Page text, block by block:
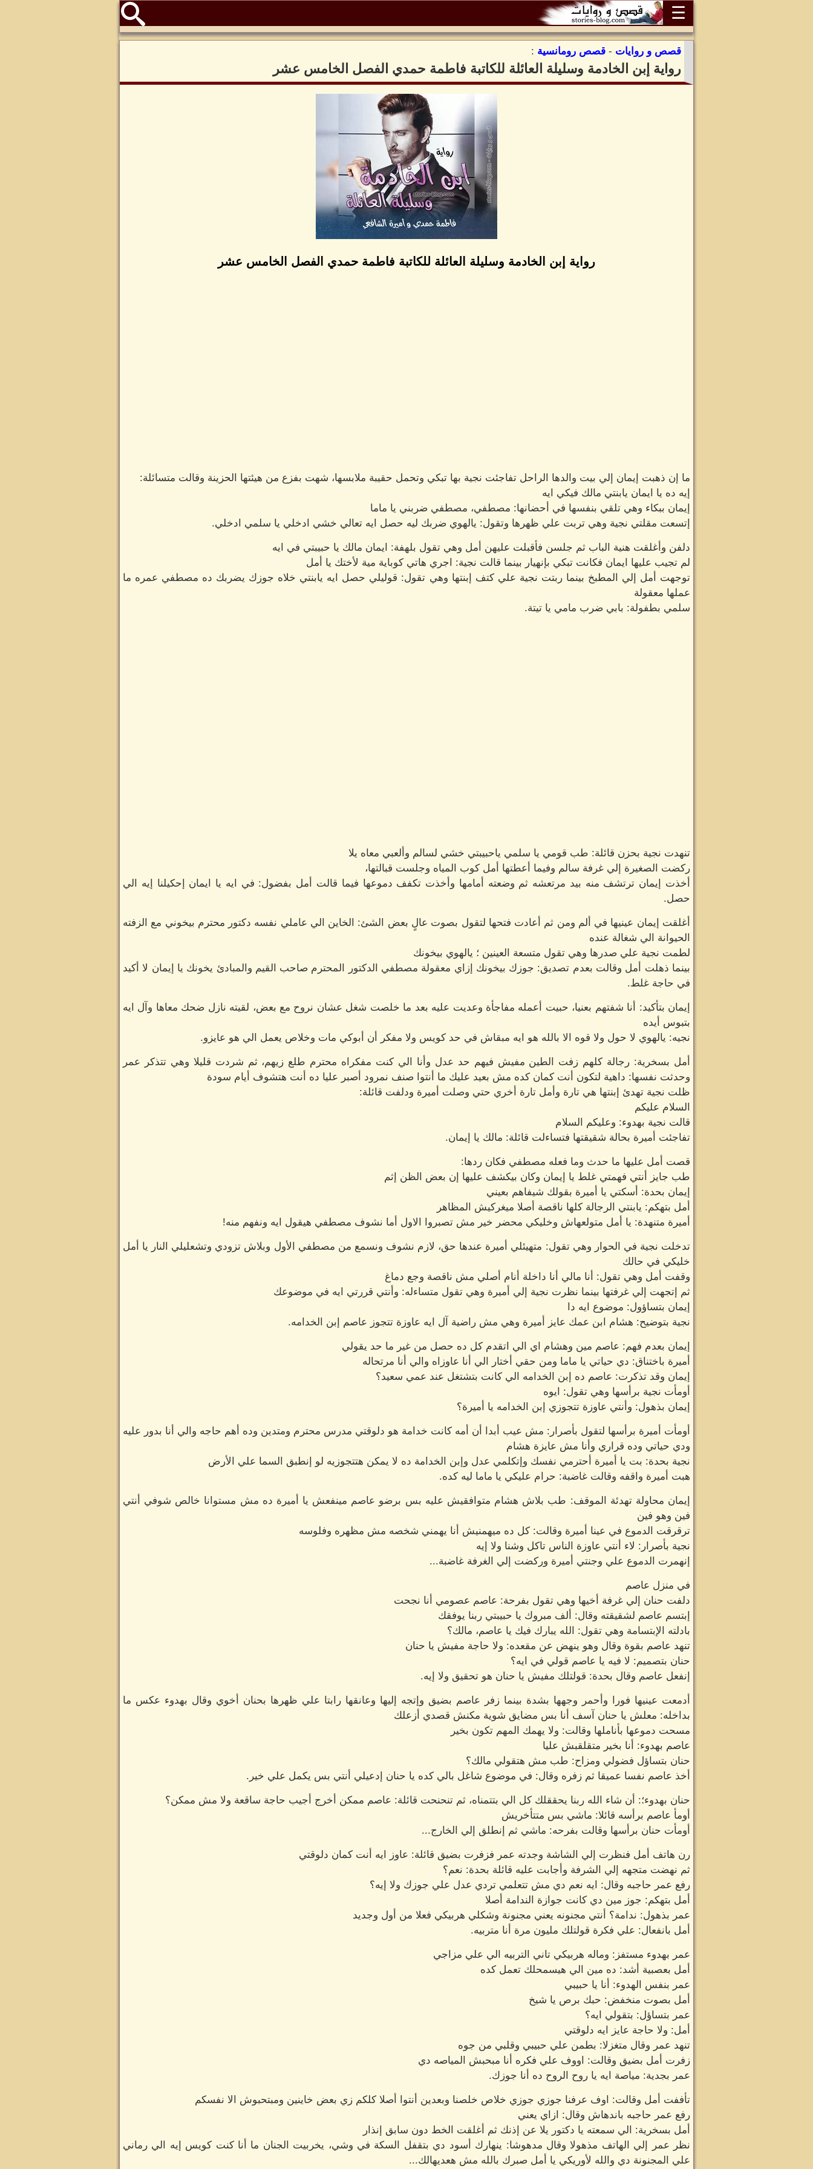
☰
قصص و روايات - قصص رومانسية :
رواية إبن الخادمة وسليلة العائلة للكاتبة فاطمة حمدي الفصل الخامس عشر
رواية إبن الخادمة وسليلة العائلة للكاتبة فاطمة حمدي الفصل الخامس عشر
ما إن ذهبت إيمان إلي بيت والدها الراحل تفاجئت نجية بها تبكي وتحمل حقيبة ملابسها، شهت بفزع من هيئتها الحزينة وقالت متسائلة:
إيه ده يا ايمان يابنتي مالك فيكي ايه
إيمان ببكاء وهي تلقي بنفسها في أحضانها: مصطفي، مصطفي ضربني يا ماما
إتسعت مقلتي نجية وهي تربت علي ظهرها وتقول: يالهوي ضربك ليه حصل ايه تعالي خشي ادخلي يا سلمي ادخلي.
دلفن وأغلقت هنية الباب ثم جلسن فأقبلت عليهن أمل وهي تقول بلهفة: ايمان مالك يا حبيبتي في ايه
لم تجيب عليها ايمان فكانت تبكي بإنهيار بينما قالت نجية: اجري هاتي كوباية مية لأختك يا أمل
توجهت أمل إلي المطبخ بينما ربتت نجية علي كتف إبنتها وهي تقول: قوليلي حصل ايه يابنتي خلاه جوزك يضربك ده مصطفي عمره ما
عملها معقولة
سلمي بطفولة: بابي ضرب مامي يا تيتة.
تنهدت نجية بحزن قائلة: طب قومي يا سلمي ياحبيبتي خشي لسالم وألعبي معاه يلا
ركضت الصغيرة إلي غرفة سالم وفيما أعطتها أمل كوب المياه وجلست قبالتها،
أخذت إيمان ترتشف منه بيد مرتعشه ثم وضعته أمامها وأخذت تكفف دموعها فيما قالت أمل بفضول: في ايه يا ايمان إحكيلنا إيه الي
حصل.
أغلقت إيمان عينيها في ألم ومن ثم أعادت فتحها لتقول بصوت عالٍ بعض الشئ: الخاين الي عاملي نفسه دكتور محترم بيخوني مع الزفته
الحيوانة الي شغالة عنده
لطمت نجية علي صدرها وهي تقول متسعة العينين ؛ يالهوي بيخونك
بينما ذهلت أمل وقالت بعدم تصديق: جوزك بيخونك إزاي معقولة مصطفي الدكتور المحترم صاحب القيم والمبادئ يخونك يا إيمان لا أكيد
في حاجة غلط.
إيمان بتأكيد: أنا شفتهم بعنيا، حبيت أعمله مفاجأة وعديت عليه بعد ما خلصت شغل عشان نروح مع بعض، لقيته نازل ضحك معاها وآل ايه
بتبوس أيده
نجيه: يالهوي لا حول ولا قوه الا بالله هو ايه مبقاش في حد كويس ولا مفكر أن أبوكي مات وخلاص يعمل الي هو عايزو.
أمل بسخرية: رجالة كلهم زفت الطين مفيش فيهم حد عدل وأنا الي كنت مفكراه محترم طلع زيهم، ثم شردت قليلا وهي تتذكر عمر
وحدثت نفسها: داهية لتكون أنت كمان كده مش بعيد عليك ما أنتوا صنف نمرود أصبر عليا ده أنت هتشوف أيام سودة
ظلت نجية تهدئ إبنتها هي تارة وأمل تارة أخري حتي وصلت أميرة ودلفت قائلة:
السلام عليكم
قالت نجية بهدوء: وعليكم السلام
تفاجئت أميرة بحالة شقيقتها فتساءلت قائلة: مالك يا إيمان.
قصت أمل عليها ما حدث وما فعله مصطفي فكان ردها:
طب جايز أنتي فهمتي غلط يا إيمان وكان بيكشف عليها إن بعض الظن إثم
إيمان بحدة: أسكتي يا أميرة بقولك شيفاهم بعيني
أمل بتهكم: يابنتي الرجالة كلها ناقصة أصلا ميغركيش المظاهر
أميرة متنهدة: يا أمل متولعهاش وخليكي محضر خير مش تصبروا الاول أما نشوف مصطفي هيقول ايه ونفهم منه!
تدخلت نجية في الحوار وهي تقول: متهيئلي أميرة عندها حق، لازم نشوف ونسمع من مصطفي الأول وبلاش تزودي وتشعليلي النار يا أمل
خليكي في حالك
وقفت أمل وهي تقول: أنا مالي أنا داخلة أنام أصلي مش ناقصة وجع دماغ
ثم إتجهت إلي غرفتها بينما نظرت نجية إلي أميرة وهي تقول متساءله: وأنتي قررتي ايه في موضوعك
إيمان بتساؤول: موضوع ايه دا
نجية بتوضيح: هشام ابن عمك عايز أميرة وهي مش راضية آل ايه عاوزة تتجوز عاصم إبن الخدامه.
إيمان بعدم فهم: عاصم مين وهشام اي الي اتقدم كل ده حصل من غير ما حد يقولي
أميرة باختناق: دي حياتي يا ماما ومن حقي أختار الي أنا عاوزاه والي أنا مرتحاله
إيمان وقد تذكرت: عاصم ده إبن الخدامه الي كانت بتشتغل عند عمي سعيد؟
أومأت نجية برأسها وهي تقول: ايوه
إيمان بذهول: وأنتي عاوزة تتجوزي إبن الخدامه يا أميرة؟
أومأت أميرة برأسها لتقول بأصرار: مش عيب أبدا أن أمه كانت خدامة هو دلوقتي مدرس محترم ومتدين وده أهم حاجه والي أنا بدور عليه
ودي حياتي وده قراري وأنا مش عايزة هشام
نجية بحدة: بت يا أميرة أحترمي نفسك وإتكلمي عدل وإبن الخدامة ده لا يمكن هتتجوزيه لو إنطبق السما علي الأرض
هبت أميرة واقفه وقالت غاضبة: حرام عليكي يا ماما ليه كده.
إيمان محاولة تهدئة الموقف: طب بلاش هشام متوافقيش عليه بس برضو عاصم مينفعش يا أميرة ده مش مستوانا خالص شوفي أنتي
فين وهو فين
ترقرقت الدموع في عينا أميرة وقالت: كل ده ميهمنيش أنا يهمني شخصه مش مظهره وفلوسه
نجية بأصرار: لاء أنتي عاوزة الناس تاكل وشنا ولا إيه
إنهمرت الدموع علي وجنتي أميرة وركضت إلي الغرفة غاضبة...
في منزل عاصم
دلفت حنان إلي غرفة أخيها وهي تقول بفرحة: عاصم عصومي أنا نجحت
إبتسم عاصم لشقيقته وقال: ألف مبروك يا حبيبتي ربنا يوفقك
بادلته الإبتسامة وهي تقول: الله يبارك فيك يا عاصم، مالك؟
تنهد عاصم بقوة وقال وهو ينهض عن مقعده: ولا حاجة مفيش يا حنان
حنان بتصميم: لا فيه يا عاصم قولي في ايه؟
إنفعل عاصم وقال بحدة: قولتلك مفيش يا حنان هو تحقيق ولا إيه.
أدمعت عينيها فورا وأحمر وجهها بشدة بينما زفر عاصم بضيق وإتجه إليها وعانقها رابتا علي ظهرها بحنان أخوي وقال بهدوء عكس ما
بداخله: معلش يا حنان آسف أنا بس مضايق شوية مكنش قصدي أزعلك
مسحت دموعها بأناملها وقالت: ولا يهمك المهم تكون بخير
عاصم بهدوء: أنا بخير متقلقبش عليا
حنان بتساؤل فضولي ومزاح: طب مش هتقولي مالك؟
أخذ عاصم نفسا عميقا ثم زفره وقال: في موضوع شاغل بالي كده يا حنان إدعيلي أنتي بس يكمل علي خير.
حنان بهدوء؛: أن شاء الله ربنا يحققلك كل الي بتتمناه، ثم تنحنحت قائلة: عاصم ممكن أخرج أجيب حاجة ساقعة ولا مش ممكن؟
أومأ عاصم برأسه قائلا: ماشي بس متتأخريش
أومأت حنان برأسها وقالت بفرحه: ماشي ثم إنطلق إلي الخارج...
رن هاتف أمل فنظرت إلي الشاشة وجدته عمر فزفرت بضيق قائلة: عاوز ايه أنت كمان دلوقتي
ثم نهضت متجهه إلي الشرفة وأجابت عليه قائلة بحدة: نعم؟
رفع عمر حاجبه وقال: ايه نعم دي مش تتعلمي تردي عدل علي جوزك ولا إيه؟
أمل بتهكم: جوز مين دي كانت جوازة الندامة أصلا
عمر بذهول: ندامة؟ أنتي مجنونه يعني مجنونة وشكلي هربيكي فعلا من أول وجديد
أمل بانفعال: علي فكرة قولتلك مليون مرة أنا متربيه.
عمر بهدوء مستفز: وماله هربيكي تاني التربيه الي علي مزاجي
أمل بعصبية أشد: ده مين الي هيسمحلك تعمل كده
عمر بنفس الهدوء: أنا يا حبيبي
أمل بصوت منخفض: حبك برص يا شيخ
عمر بتساؤل: بتقولي ايه؟
أمل: ولا حاجة عايز ايه دلوقتي
تنهد عمر وقال متغزلا: بطمن علي حبيبي وقلبي من جوه
زفرت أمل بضيق وقالت: اووف علي فكره أنا مبحبش المياصه دي
عمر بجدية: مياصة ايه يا روح الروح ده أنا جوزك.
تأففت أمل وقالت: اوف عرفنا جوزي جوزي خلاص خلصنا وبعدين أنتوا أصلا كلكم زي بعض خاينين ومبتحبوش الا نفسكم
رفع عمر حاجبه باندهاش وقال: ازاي يعني
أمل بسخرية: الي سمعته يا دكتور يلا عن إذنك ثم أغلقت الخط دون سابق إنذار
نظر عمر إلي الهاتف مذهولا وقال مدهوشا: ينهارك أسود دي بتقفل السكة في وشي، يخربيت الجنان ما أنا كنت كويس إيه الي رماني
علي المجنونة دي والله لأوريكي يا أمل صبرك بالله مش هعديهالك...